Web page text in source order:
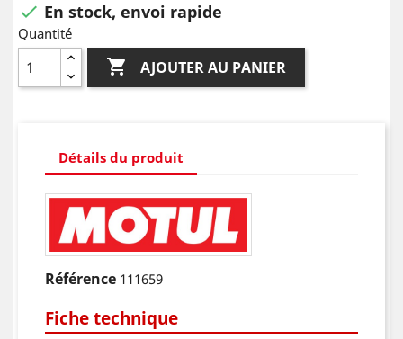
 En stock, envoi rapide
Quantité
 AJOUTER AU PANIER
Détails du produit
Référence 111659
Fiche technique